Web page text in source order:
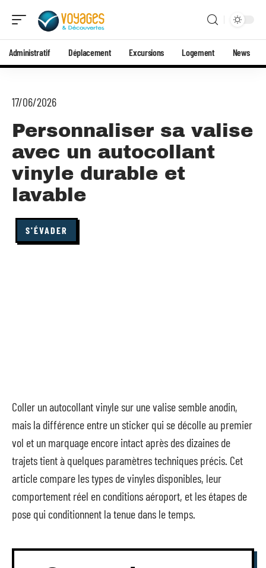
Administratif Déplacement Excursions Logement News
17/06/2026
Personnaliser sa valise
avec un autocollant
vinyle durable et
lavable
S'ÉVADER
Coller un autocollant vinyle sur une valise semble anodin,
mais la différence entre un sticker qui se décolle au premier
vol et un marquage encore intact après des dizaines de
trajets tient à quelques paramètres techniques précis. Cet
article compare les types de vinyles disponibles, leur
comportement réel en conditions aéroport, et les étapes de
pose qui conditionnent la tenue dans le temps.